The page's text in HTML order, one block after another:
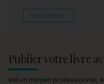
Lire l'article
Publier votre livre
est un moyen professionnel,